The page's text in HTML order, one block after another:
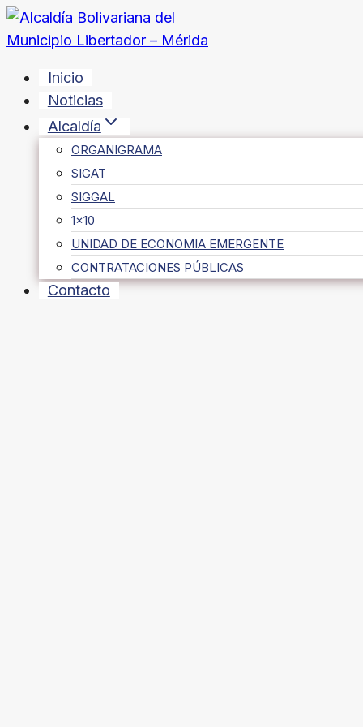
Saltar
al
Inicio
Noticias
Alcaldía
ORGANIGRAMA
SIGAT
SIGGAL
1×10
UNIDAD DE ECONOMIA EMERGENTE
CONTRATACIONES PÚBLICAS
Contacto